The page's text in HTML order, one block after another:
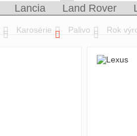
Lancia Land Rover
Karosérie Palivo Rok